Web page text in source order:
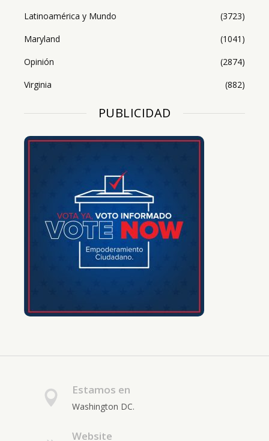
Latinoamérica y Mundo
(3723)
Maryland
(1041)
Opinión
(2874)
Virginia
(882)
PUBLICIDAD
Estamos en
Washington DC.
Website